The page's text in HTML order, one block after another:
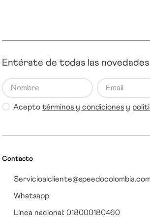
Entérate de todas las novedades
Aceptotérminos y condiciones y
Contacto
Servicioalcliente@speedocolombia.com
Whatsapp
Línea nacional: 018000180460